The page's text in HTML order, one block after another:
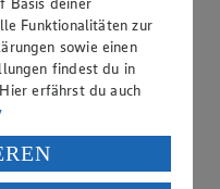
Funktionalitäten zur
sowie einen
findest du in
erfährst du auch
.
Daten in den